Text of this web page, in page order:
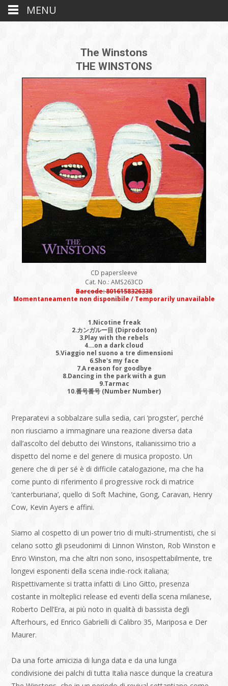
The Winstons
THE WINSTONS
CD papersleeve
Cat. No.: AMS263CD
Barcode: 8016158326338
Momentaneamente non disponibile / Temporarily unavailable
1.Nicotine freak
2.カンガルー目 (Diprodoton)
3.Play with the rebels
4....on a dark cloud
5.Viaggio nel suono a tre dimensioni
6.She's my face
7.A reason for goodbye
8.Dancing in the park with a gun
9.Tarmac
10.番号番号 (Number Number)
Preparatevi a sobbalzare sulla sedia, cari ‘progster’, perché
non riusciamo a immaginare una reazione diversa data
dall’ascolto del debutto dei Winstons, italianissimo trio a
dispetto del nome e del genere di musica proposto. Un
genere che di per sé è di difficile catalogazione, ma che ha
come punto di riferimento il progressive rock di matrice
‘canterburiana’, quello di Soft Machine, Gong, Caravan, Henry
Cow, Kevin Ayers e affini.
Siamo al cospetto di un power trio di multi-strumentisti, che si
celano sotto gli pseudonimi di Linnon Winston, Rob Winston e
Enro Winston, ma che altri non sono, insospettabilmente, tre
longevi esponenti della scena indie-rock italiana;
Rispettivamente si tratta infatti di Lino Gitto, presenza
costante in molteplici release ed eventi della scena milanese,
Roberto Dell’Era, ai più noto in qualità di bassista degli
Afterhours, ed Enrico Gabrielli di Calibro 35, Mariposa e Der
Maurer.
Da una forte amicizia di lunga data e da una lunga
condivisione dei palchi di tutta Italia nasce dunque la creatura
MENU